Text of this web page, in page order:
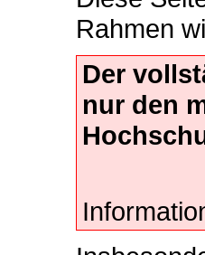
Rahmen
Der
nur den